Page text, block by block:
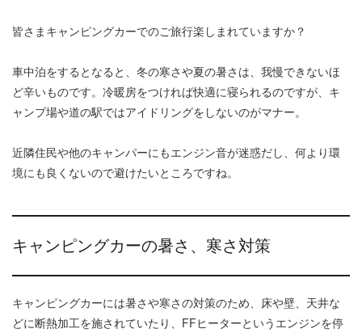
皆さまキャンピングカーでのご旅行楽しまれていますか？
車中泊をするとなると、冬の寒さや夏の暑さは、我慢できないほ
ど辛いものです。冷暖房をつければ快適に寝られるのですが、キ
ャンプ場や道の駅ではアイドリングをしないのがマナー。
近隣住民や他のキャンパーにもエンジン音が迷惑だし、何より環
境にも良くないので避けたいところですね。
キャンピングカーの暑さ、寒さ対策
キャンピングカーには暑さや寒さの対策のため、床や壁、天井な
どに断熱加工を施されていたり、FFヒーターというエンジンを停